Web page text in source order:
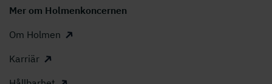
Mer om Holmenkoncernen
Om Holmen
Karriär